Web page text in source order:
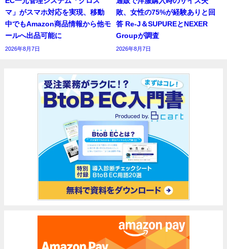
マ」がスマホ対応を実現、移動
中でもAmazon商品情報から他モ
ールへ出品可能に
2026年8月7日
敗、女性の75%が経験ありと回
答 Re-J＆SUPUREとNEXER
Groupが調査
2026年8月7日